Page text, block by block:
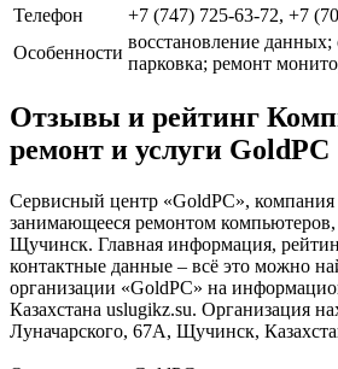
Телефон
+7 (747) 725-63-72, +7
Особенности
восстановление данных;
парковка; ремонт
Отзывы и рейтинг
ремонт и услуги GoldPC
Сервисный центр «GoldPC», компания
занимающееся ремонтом компьютеров,
Щучинск. Главная информация,
контактные данные – всё это можно
организации «GoldPC» на
Казахстана uslugikz.su. Организация
Луначарского, 67А, Щучинск,